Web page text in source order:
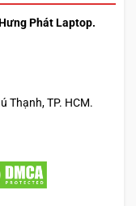
Phát Laptop.
Thạnh, TP. HCM.